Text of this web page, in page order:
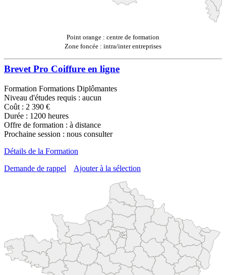
Point orange : centre de formation
Zone foncée : intra/inter entreprises
Brevet Pro Coiffure en ligne
Formation Formations Diplômantes
Niveau d'études requis : aucun
Coût : 2 390 €
Durée : 1200 heures
Offre de formation : à distance
Prochaine session : nous consulter
Détails de la Formation
Demande de rappel
Ajouter à la sélection